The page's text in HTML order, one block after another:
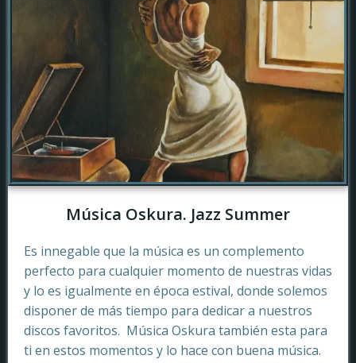
Música Oskura. Jazz Summer
Es innegable que la música es un complemento
perfecto para cualquier momento de nuestras vidas
y lo es igualmente en época estival, donde solemos
disponer de más tiempo para dedicar a nuestros
discos favoritos. Música Oskura también esta para
ti en estos momentos y lo hace con buena música.